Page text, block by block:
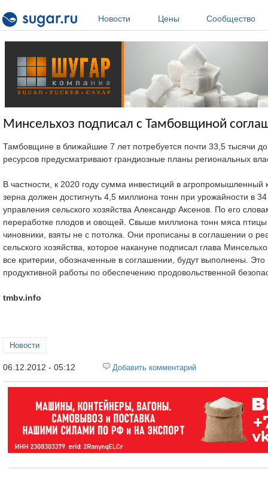
Новости
Цены Сообщество
Минсельхоз подписал с Тамбовщиной
Тамбовщине в ближайшие 7 лет потребуется почти 33,5 тысячи
ресурсов предусматривают грандиозные планы региональных
В частности, к 2020 году сумма инвестиций в
зерна должен достигнуть 4,5 миллиона тонн при урожайности в
управления сельского хозяйства Александр Аксенов. По его
переработке плодов и овощей. Свыше миллиона тонн мяса птицы
чиновники, взяты не с потолка. Они прописаны в соглашении о
сельского хозяйства, которое накануне подписал глава
все критерии, обозначенные в соглашении, будут выполнены.
продуктивной работы по обеспечению продовольственной
tmbv.info
Новости
06.12.2012 - 05:12 Добавить комментарий